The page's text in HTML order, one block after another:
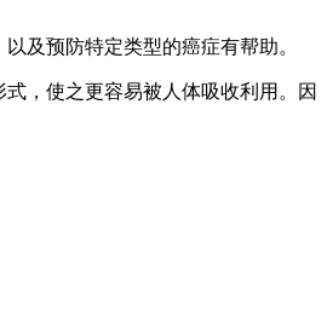
及预防特定类型的癌症有帮助。
，使之更容易被人体吸收利用。因